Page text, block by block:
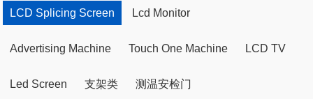
LCD Splicing Screen Lcd Monitor
Advertising Machine Touch One Machine LCD TV
Led Screen 支架类 测温安检门